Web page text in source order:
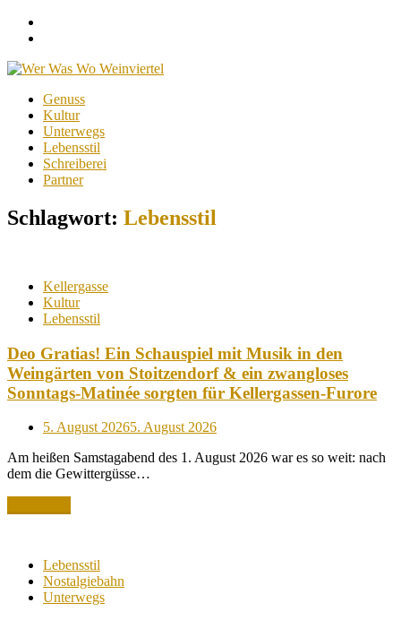
Skip
content
Genuss
Kultur
Unterwegs
Lebensstil
Schreiberei
Partner
Schlagwort: Lebensstil
Kellergasse
Kultur
Lebensstil
Deo Gratias! Ein Schauspiel mit Musik in den
Weingärten von Stoitzendorf & ein zwangloses
Sonntags-Matinée sorgten für Kellergassen-Furore
Posted
5. August 20265. August 2026
Am heißen Samstagabend des 1. August 2026 war es so weit: nach
dem die Gewittergüsse…
Lebensstil
Nostalgiebahn
Unterwegs